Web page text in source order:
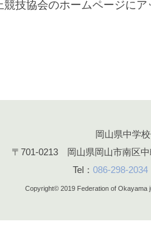
技協会のホームページにア
岡山県中学
〒701-0213 岡山県岡山市南区
Tel： 086-298-2034
Copyright© 2019 Federation of Okayama